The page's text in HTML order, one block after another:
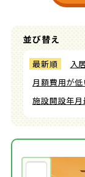
並び替え
最新順 入
月額費用が
施設開設年